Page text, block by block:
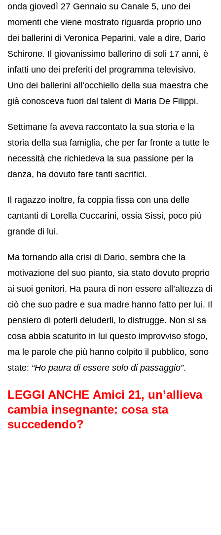
onda giovedì 27 Gennaio su Canale 5, uno dei
momenti che viene mostrato riguarda proprio uno
dei ballerini di Veronica Peparini, vale a dire, Dario
Schirone. Il giovanissimo ballerino di soli 17 anni, è
infatti uno dei preferiti del programma televisivo.
Uno dei ballerini all’occhiello della sua maestra che
già conosceva fuori dal talent di Maria De Filippi.
Settimane fa aveva raccontato la sua storia e la
storia della sua famiglia, che per far fronte a tutte le
necessità che richiedeva la sua passione per la
danza, ha dovuto fare tanti sacrifici.
Il ragazzo inoltre, fa coppia fissa con una delle
cantanti di Lorella Cuccarini, ossia Sissi, poco più
grande di lui.
Ma tornando alla crisi di Dario, sembra che la
motivazione del suo pianto, sia stato dovuto proprio
ai suoi genitori. Ha paura di non essere all’altezza di
ciò che suo padre e sua madre hanno fatto per lui. Il
pensiero di poterli deluderli, lo distrugge. Non si sa
cosa abbia scaturito in lui questo improvviso sfogo,
ma le parole che più hanno colpito il pubblico, sono
state: “Ho paura di essere solo di passaggio”.
LEGGI ANCHE Amici 21, un’allieva
cambia insegnante: cosa sta
succedendo?